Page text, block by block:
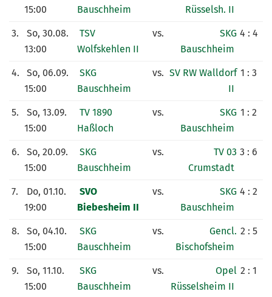
15:00
Bauschheim
Rüsselsh. II
3.
So, 30.08.
13:00
TSV
Wolfskehlen II
vs.
SKG
Bauschheim
4 : 4
4.
So, 06.09.
15:00
SKG
Bauschheim
vs. SV RW Walldorf
II
1 : 3
5.
So, 13.09.
15:00
TV 1890
Haßloch
vs.
SKG
Bauschheim
1 : 2
6.
So, 20.09.
15:00
SKG
Bauschheim
vs.
TV 03
Crumstadt
3 : 6
7.
Do, 01.10.
19:00
SVO
Biebesheim II
vs.
SKG
Bauschheim
4 : 2
8.
So, 04.10.
15:00
SKG
Bauschheim
vs.
Gencl.
Bischofsheim
2 : 5
9.
So, 11.10.
15:00
SKG
Bauschheim
vs.
Opel
Rüsselsheim II
2 : 1